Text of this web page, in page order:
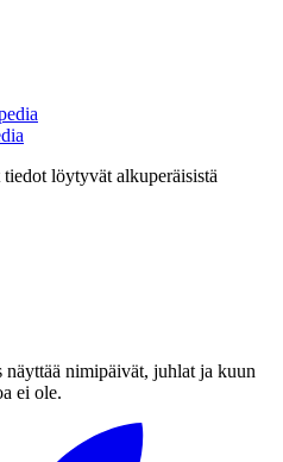
löytyvät alkuperäisistä
näyttää nimipäivät, juhlat ja kuun
ei ole.